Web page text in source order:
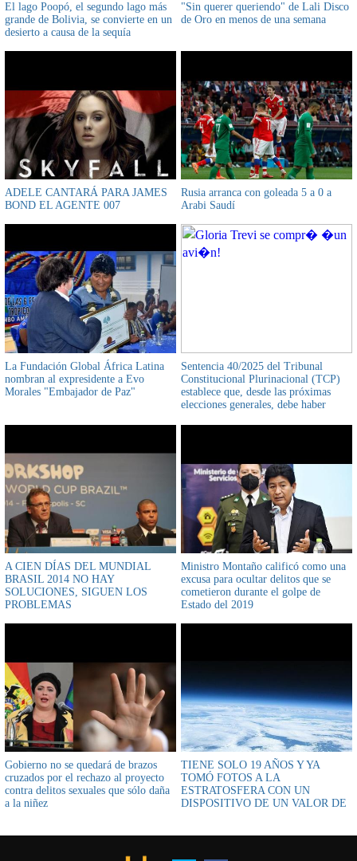
El lago Poopó, el segundo lago más
grande de Bolivia, se convierte en un
desierto a causa de la sequía
"Sin querer queriendo" de Lali Disco
de Oro en menos de una semana
ADELE CANTARÁ PARA JAMES
BOND EL AGENTE 007
Rusia arranca con goleada 5 a 0 a
Arabi Saudí
La Fundación Global África Latina
nombran al expresidente a Evo
Morales "Embajador de Paz"
Sentencia 40/2025 del Tribunal
Constitucional Plurinacional (TCP)
establece que, desde las próximas
elecciones generales, debe haber
A CIEN DÍAS DEL MUNDIAL
BRASIL 2014 NO HAY
SOLUCIONES, SIGUEN LOS
PROBLEMAS
Ministro Montaño calificó como una
excusa para ocultar delitos que se
cometieron durante el golpe de
Estado del 2019
Gobierno no se quedará de brazos
cruzados por el rechazo al proyecto
contra delitos sexuales que sólo daña
a la niñez
TIENE SOLO 19 AÑOS Y YA
TOMÓ FOTOS A LA
ESTRATOSFERA CON UN
DISPOSITIVO DE UN VALOR DE